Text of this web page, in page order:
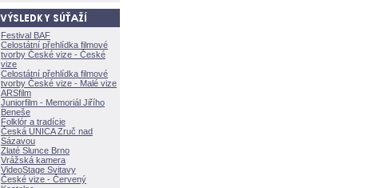
Festival BAF
Celostátní přehlídka filmové
tvorby České vize - České
vize
Celostátní přehlídka filmové
tvorby České vize - Malé vize
ARSfilm
Juniorfilm - Memoriál Jiřího
Beneše
Folklór a tradície
Česká UNICA Zruč nad
Sázavou
Zlaté Slunce Brno
Vrážská kamera
VideoStage Svitavy
České vize - Červený